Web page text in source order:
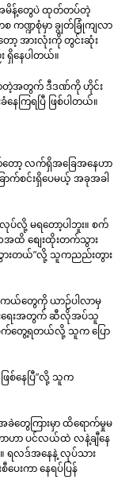
အမိန့်တွေပဲ ထုတ်တပ်တဲ့
စ ကဏ္ဍစုံမှာ ချွတ်ခြုံကျလာ
ော့ အားလုံးကို တွင်းဆုံး
ရှိနေပါတယ်။
ာတဲ့အတွက် ဒီဒဏ်ကို ဟိုင်း
ေကြရပြီ ဖြစ်ပါတယ်။
တော့ လက်ရှိအခြေအနေဟာ
ာက်စင်းရှိပေမယ့် အခုအခါ
ပ်လို့ မရတော့ပါဘူး။ စက်
အထိ စျေးထိုးတက်သွား
ားတယ်”လို့ သူကညည်းတွား
ယ်တွေကို ယာဉ်ပါလာမှ
ရေးအတွက် ဆီလိုအပ်သူ
ခက်တွေ့ရတယ်လို့ သူက ပြော
ဖြစ်နေပြီ”လို့ သူက
တွေကြားမှာ ထိရောက်မှုမ
ာဟာ ပင်လယ်ထဲ လနဲ့ချီနေ
ရလဒ်အနေနဲ့ လုပ်သား
ေးကာ နေရပ်ပြန်